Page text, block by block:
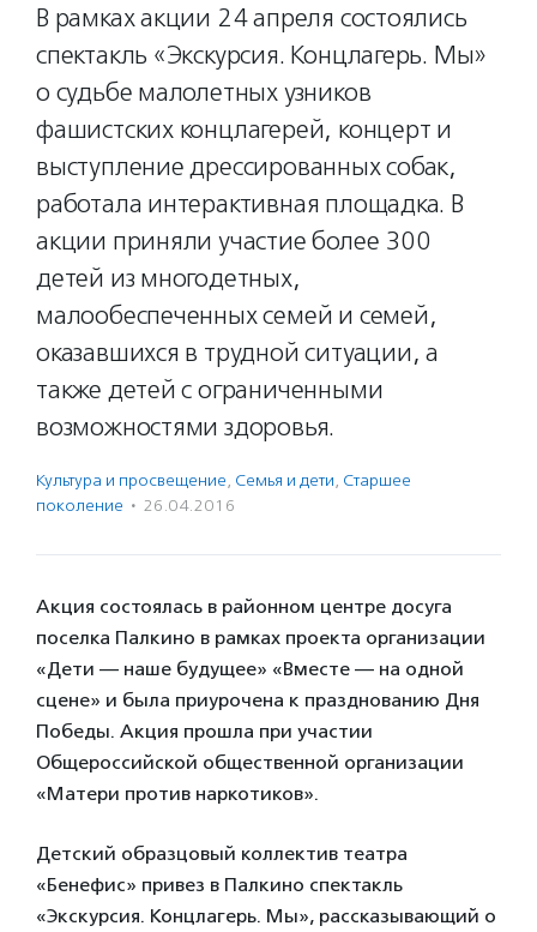
В рамках акции 24 апреля состоялись
спектакль «Экскурсия. Концлагерь. Мы»
о судьбе малолетных узников
фашистских концлагерей, концерт и
выступление дрессированных собак,
работала интерактивная площадка. В
акции приняли участие более 300
детей из многодетных,
малообеспеченных семей и семей,
оказавшихся в трудной ситуации, а
также детей с ограниченными
возможностями здоровья.
Культура и просвещение, Семья и дети, Старшее
поколение · 26.04.2016
Акция состоялась в районном центре досуга
поселка Палкино в рамках проекта организации
«Дети — наше будущее» «Вместе — на одной
сцене» и была приурочена к празднованию Дня
Победы. Акция прошла при участии
Общероссийской общественной организации
«Матери против наркотиков».
Детский образцовый коллектив театра
«Бенефис» привез в Палкино спектакль
«Экскурсия. Концлагерь. Мы», рассказывающий о